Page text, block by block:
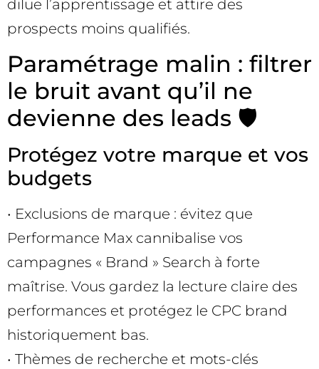
dilue l’apprentissage et attire des
prospects moins qualifiés.
Paramétrage malin : filtrer
le bruit avant qu’il ne
devienne des leads 🛡️
Protégez votre marque et vos
budgets
• Exclusions de marque : évitez que
Performance Max cannibalise vos
campagnes « Brand » Search à forte
maîtrise. Vous gardez la lecture claire des
performances et protégez le CPC brand
historiquement bas.
• Thèmes de recherche et mots-clés